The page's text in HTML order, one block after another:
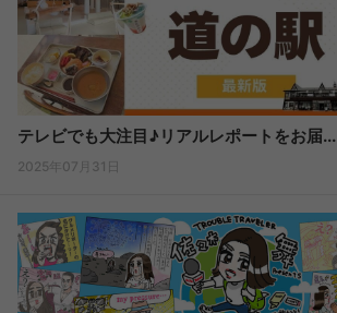
テレビでも大注目♪リアルレポートをお届...
2025年07月31日